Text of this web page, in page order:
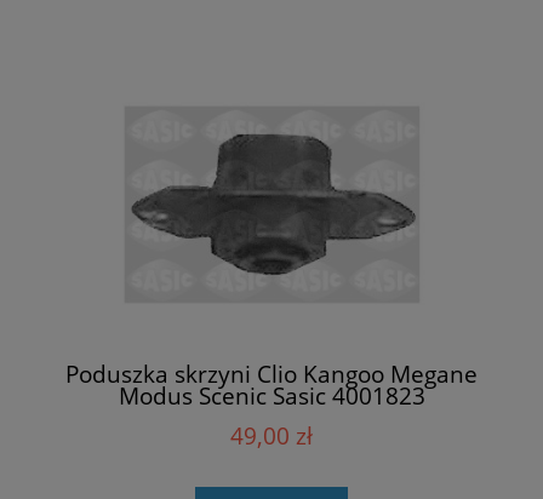
Poduszka skrzyni Clio Kangoo Megane
Modus Scenic Sasic 4001823
49,00 zł